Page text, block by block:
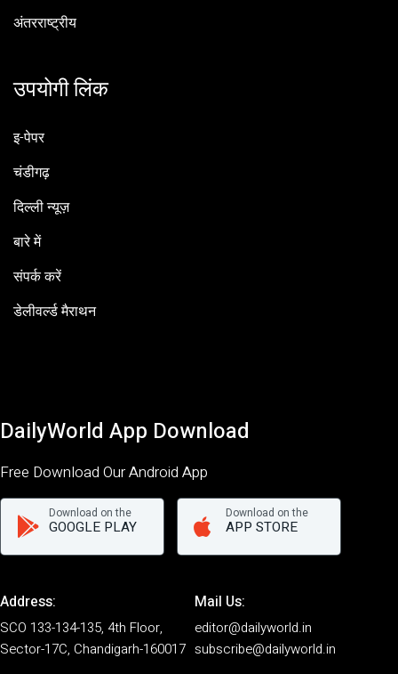
अंतरराष्ट्रीय
उपयोगी लिंक
इ-पेपर
चंडीगढ़
दिल्ली न्यूज़
बारे में
संपर्क करें
डेलीवर्ल्ड मैराथन
DailyWorld App Download
Free Download Our Android App
Download on the
GOOGLE PLAY
Download on the
APP STORE
Address:
SCO 133-134-135, 4th Floor,
Sector-17C, Chandigarh-160017
Mail Us:
editor@dailyworld.in
subscribe@dailyworld.in